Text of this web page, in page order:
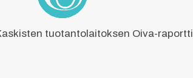
tuotantolaitoksen Oiva-raportti